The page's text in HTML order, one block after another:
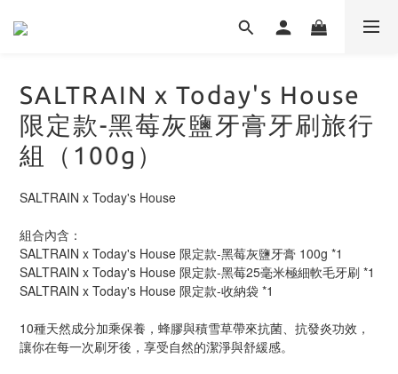
SALTRAIN x Today's House
限定款-黑莓灰鹽牙膏牙刷旅行
組（100g）
SALTRAIN x Today's House
組合內含：
SALTRAIN x Today's House 限定款-黑莓灰鹽牙膏 100g *1
SALTRAIN x Today's House 限定款-黑莓25毫米極細軟毛牙刷 *1
SALTRAIN x Today's House 限定款-收納袋 *1
10種天然成分加乘保養，蜂膠與積雪草帶來抗菌、抗發炎功效，
讓你在每一次刷牙後，享受自然的潔淨與舒緩感。